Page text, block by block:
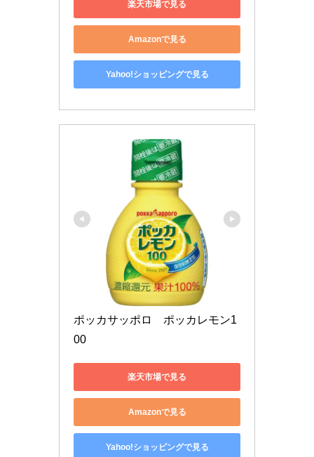
楽天市場で見る
Amazonで見る
Yahoo!ショッピングで見る
ポッカサッポロ　ポッカレモン1
00
楽天市場で見る
Amazonで見る
Yahoo!ショッピングで見る